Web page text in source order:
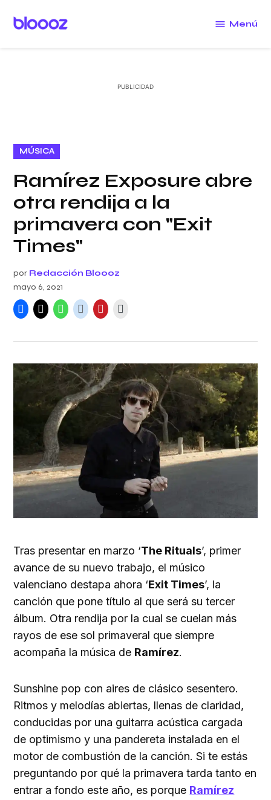
Menú
PUBLICADO
EN
MÚSICA
Ramírez Exposure abre
otra rendija a la
primavera con "Exit
Times"
por Redacción Bloooz
mayo 6, 2021
Tras presentar en marzo ‘The Rituals’, primer
avance de su nuevo trabajo, el músico
valenciano destapa ahora ‘Exit Times’, la
canción que pone título al que será su tercer
álbum. Otra rendija por la cual se cuelan más
rayos de ese sol primaveral que siempre
acompaña la música de Ramírez.
Sunshine pop con aires de clásico sesentero.
Ritmos y melodías abiertas, llenas de claridad,
conducidas por una guitarra acústica cargada
de optimismo y una pandereta instalada en el
motor de combustión de la canción. Si te estás
preguntando por qué la primavera tarda tanto en
entrar a fondo este año, es porque Ramírez